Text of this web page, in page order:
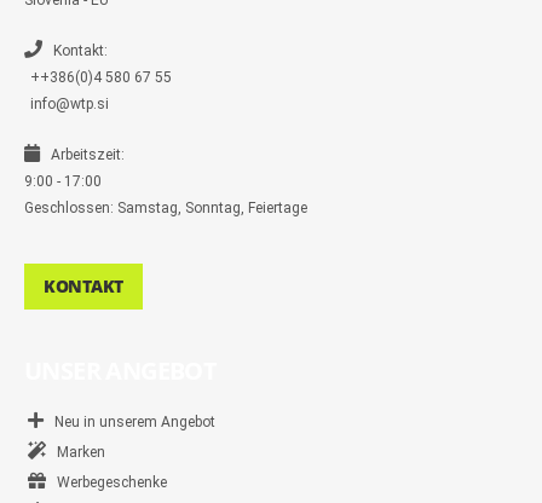
r
Kontakt:
++386(0)4 580 67 55
info@wtp.si
Arbeitszeit:
9:00 - 17:00
Geschlossen: Samstag, Sonntag, Feiertage
KONTAKT
Neu in unserem Angebot
Marken
Werbegeschenke